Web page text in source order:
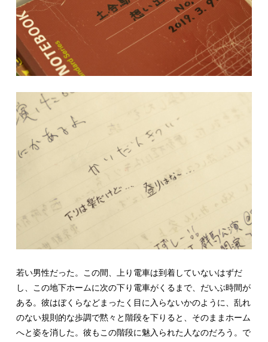
若い男性だった。この間、上り電車は到着していないはずだ
し、この地下ホームに次の下り電車がくるまで、だいぶ時間が
ある。彼はぼくらなどまったく目に入らないかのように、乱れ
のない規則的な歩調で黙々と階段を下りると、そのままホーム
へと姿を消した。彼もこの階段に魅入られた人なのだろう。で